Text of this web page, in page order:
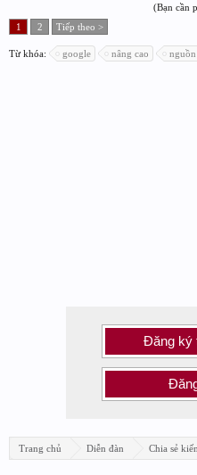
(Bạn cần
1
2 Tiếp theo >
Từ khóa: google nâng cao
Đăng ký
Trang chủ Diễn đàn Chia sẻ